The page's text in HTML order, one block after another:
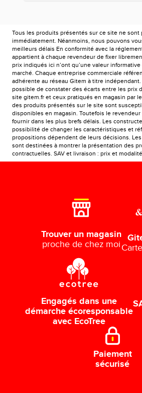
Tous les produits présentés sur ce site ne sont
immédiatement. Néanmoins, nous pouvons
meilleurs délais En conformité avec la
appartient à chaque revendeur de fixer
prix indiqués ici n’ont qu’une valeur
marché. Chaque entreprise commerciale
adhérente au réseau Gitem à titre
possible de constater des écarts entre les prix
site gitem.fr et ceux pratiqués en magasin par
des produits présentés sur le site sont
disponibles en magasin. Toutefois le revendeur
fournir dans les plus brefs délais. Les
possibilité de changer les caractéristiques et
propositions dépendent de leurs décisions.
sont destinées à montrer la présentation des
contractuelles. SAV et livraison : prix et
Trouver un magasin
proche de chez moi
Engagés dans une
démarche écoresponsable
avec EcoTree
Paiement
sécurisé